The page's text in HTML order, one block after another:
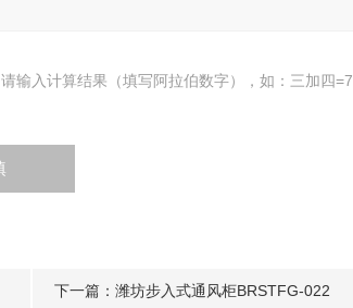
请输入计算结果（填写阿拉伯数字），如：三加四=7
下一篇： 潍坊步入式通风柜BRSTFG-022